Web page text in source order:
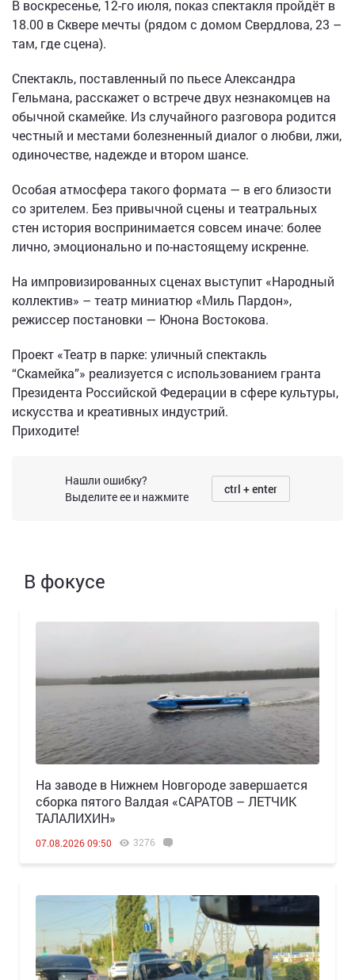
В воскресенье, 12-го июля, показ спектакля пройдёт в
18.00 в Сквере мечты (рядом с домом Свердлова, 23 –
там, где сцена).
Спектакль, поставленный по пьесе Александра
Гельмана, расскажет о встрече двух незнакомцев на
обычной скамейке. Из случайного разговора родится
честный и местами болезненный диалог о любви, лжи,
одиночестве, надежде и втором шансе.
Особая атмосфера такого формата — в его близости
со зрителем. Без привычной сцены и театральных
стен история воспринимается совсем иначе: более
лично, эмоционально и по-настоящему искренне.
На импровизированных сценах выступит «Народный
коллектив» – театр миниатюр «Миль Пардон»,
режиссер постановки — Юнона Востокова.
Проект «Театр в парке: уличный спектакль
“Скамейка”» реализуется с использованием гранта
Президента Российской Федерации в сфере культуры,
искусства и креативных индустрий.
Приходите!
Нашли ошибку?
Выделите ее и нажмите
ctrl + enter
В фокусе
Н️а заводе в Нижнем Новгороде завершается
сборка пятого Валдая «САРАТОВ – ЛЕТЧИК
ТАЛАЛИХИН»
07.08.2026 09:50 3276